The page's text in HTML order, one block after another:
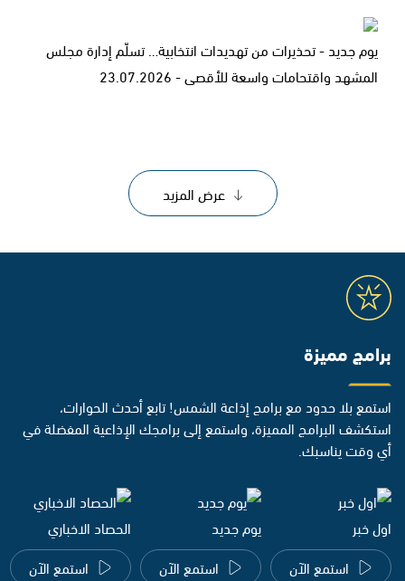
يوم جديد - تحذيرات من تهديدات انتخابية… تسلّم إدارة مجلس
المشهد واقتحامات واسعة للأقصى - 23.07.2026
عرض المزيد
برامج مميزة
استمع بلا حدود مع برامج إذاعة الشمس! تابع أحدث الحوارات،
استكشف البرامج المميزة، واستمع إلى برامجك الإذاعية المفضلة في
أي وقت يناسبك.
اول خبر
استمع الآن
يوم جديد
استمع الآن
الحصاد الاخباري
استمع الآن